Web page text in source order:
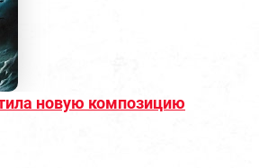
новую композицию